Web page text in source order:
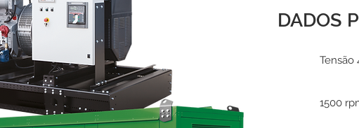
DADOS
Tensão
1500